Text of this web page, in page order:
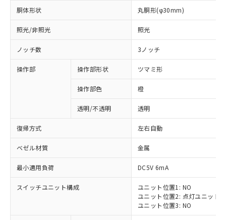
胴体形状 丸胴形(φ30mm)
照光/非照光 照光
ノッチ数 3ノッチ
操作部 操作部形状 ツマミ形
操作部色 橙
透明/不透明 透明
復帰方式 左右自動
ベゼル材質 金属
最小適用負荷 DC5V 6mA
スイッチユニット構成
ユニット位置1: NO
ユニット位置2: 点灯ユニット
ユニット位置3: NO